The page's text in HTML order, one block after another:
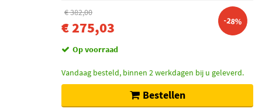
€ 382,00
€ 275,03 -28%
Op voorraad
Vandaag besteld, binnen 2 werkdagen bij u geleverd.
Bestellen